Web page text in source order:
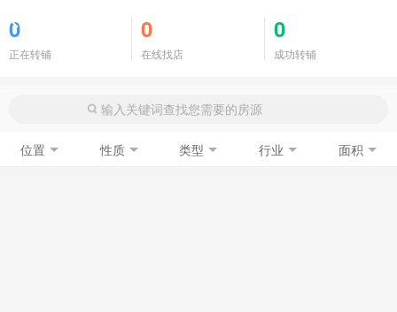
0
正在转铺
0
在线找店
0
成功转铺
位置 性质 类型 行业 面积